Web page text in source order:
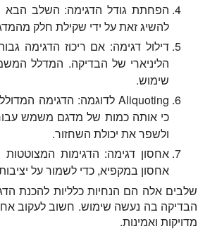
הפחתת גודל הדגימה: השלב הבא
להשיג זאת על ידי שקילת חלק
דילול דגימה: אם ריכוז הדגימה
הליניארי של הבדיקה. המדלל
שימוש.
כי אותה כמות של מדגם משמש
ולשפר את יכולת השחזור.
אחסון דגימה: הדגימות המצוטטות
אחסון במקפיא, כדי לשמור על
שלבים אלה הם הנחיות כלליות להכנת
הבדיקה בה נעשה שימוש. חשוב לעקוב
מדויקות ואמינות.